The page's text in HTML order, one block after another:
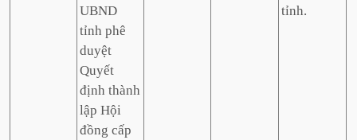
UBND
tỉnh phê
duyệt
Quyết
định thành
lập Hội
đồng cấp
tỉnh.